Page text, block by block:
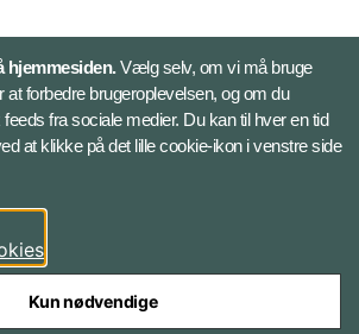
hjemmesiden.Vælg selv, om vi må bruge
at forbedre brugeroplevelsen, og om du
fra sociale medier. Du kan til hver en tid
at klikke på det lille cookie-ikon i venstre side
Kun nødvendige